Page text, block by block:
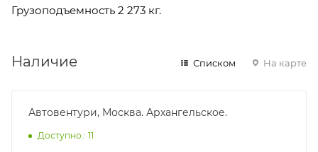
Грузоподъемность 2 273 кг.
Наличие Списком На карте
Автовентури, Москва. Архангельское.
Доступно.: 11